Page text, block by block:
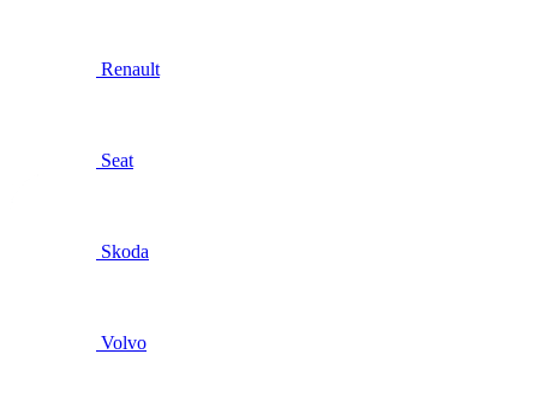
Renault
Seat
Skoda
Volvo